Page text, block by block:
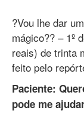
?Vou lhe dar
mágico?? – 1º
reais) de trinta
feito pelo
Paciente:
pode me